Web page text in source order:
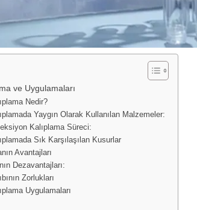
ve Uygulamaları
Nedir?
Yaygın Olarak Kullanılan Malzemeler:
Kalıplama Süreci:
Sık Karşılaşılan Kusurlar
Avantajları
Dezavantajları:
Zorlukları
Uygulamaları